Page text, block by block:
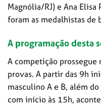
Magnólia/RJ) e Ana
foram as medalhistas de
A programação desta
A competição
provas. A partir das 9h
masculino A e B, além
com início às 15h,